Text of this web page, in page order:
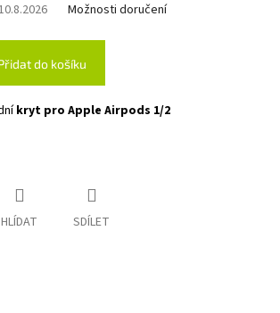
Možnosti doručení
do košíku
kryt pro Apple Airpods 1/2
HLÍDAT SDÍLET